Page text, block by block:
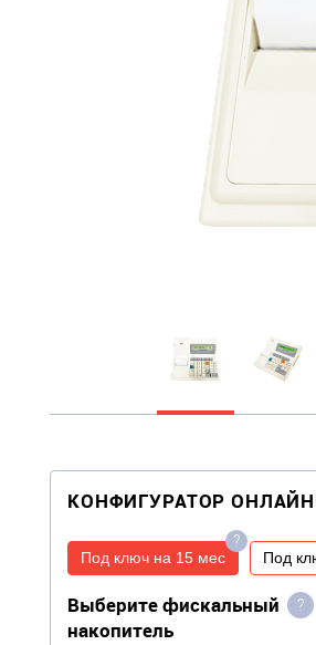
КОНФИГУРАТОР
?
Под ключ на 15 мес
Под
?
Выберите фискальный
накопитель